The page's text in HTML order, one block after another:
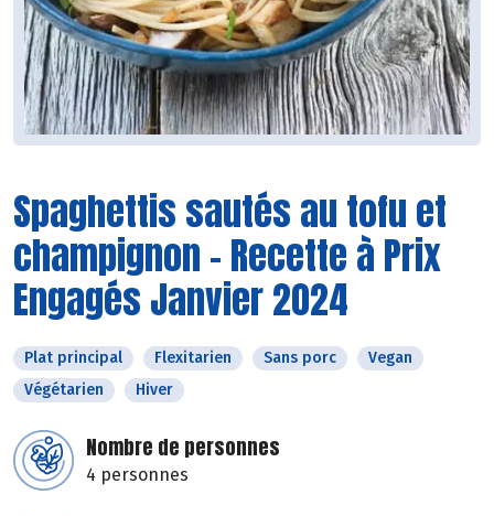
Spaghettis sautés au tofu et
champignon - Recette à Prix
Engagés Janvier 2024
Plat principal Flexitarien Sans porc
Vegan
Végétarien
Hiver
Nombre de personnes
4 personnes